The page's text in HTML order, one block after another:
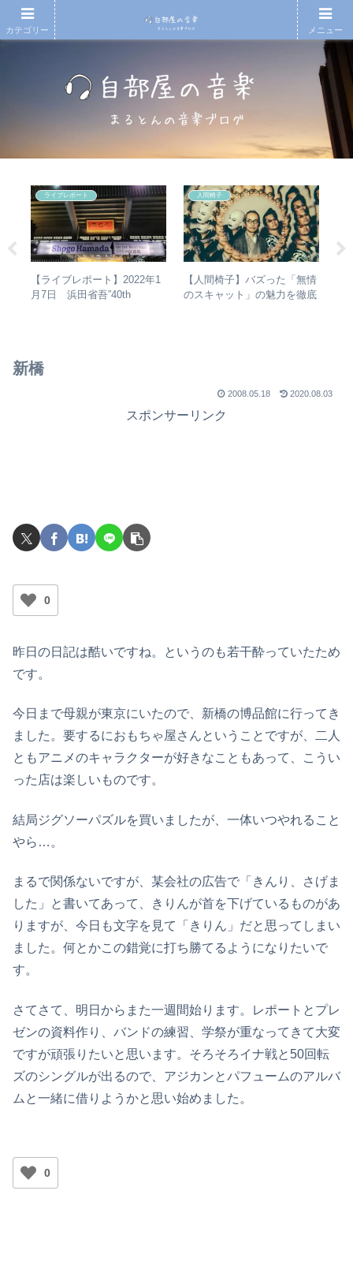
ライブレポート
【ライブレポート】2022年1
月7日 浜田省吾”40th
人間椅子
【人間椅子】バズった「無情
のスキャット」の魅力を徹底
新橋
2008.05.18 2020.08.03
スポンサーリンク
0
昨日の日記は酷いですね。というのも若干酔っていたため
です。
今日まで母親が東京にいたので、新橋の博品館に行ってき
ました。要するにおもちゃ屋さんということですが、二人
ともアニメのキャラクターが好きなこともあって、こうい
った店は楽しいものです。
結局ジグソーパズルを買いましたが、一体いつやれること
やら…。
まるで関係ないですが、某会社の広告で「きんり、さげま
した」と書いてあって、きりんが首を下げているものがあ
りますが、今日も文字を見て「きりん」だと思ってしまい
ました。何とかこの錯覚に打ち勝てるようになりたいで
す。
さてさて、明日からまた一週間始ります。レポートとプレ
ゼンの資料作り、バンドの練習、学祭が重なってきて大変
ですが頑張りたいと思います。そろそろイナ戦と50回転
ズのシングルが出るので、アジカンとパフュームのアルバ
ムと一緒に借りようかと思い始めました。
0
カテゴリー メニュー